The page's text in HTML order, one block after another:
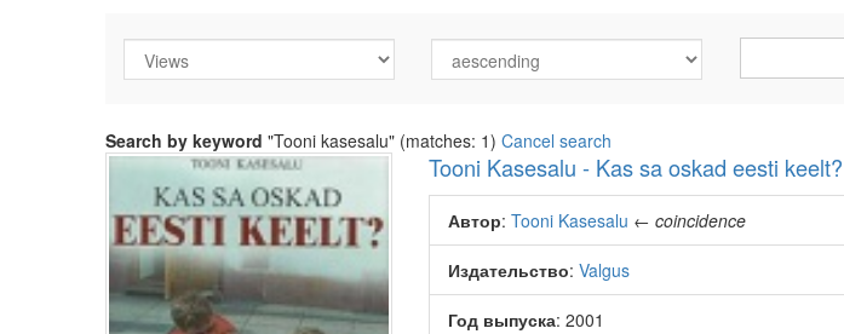
Search by keyword "Tooni kasesalu" (matches: 1) Cancel search
Tooni Kasesalu - Kas sa oskad eesti keelt?
Автор: Tooni Kasesalu ← coincidence
Издательство: Valgus
Год выпуска: 2001